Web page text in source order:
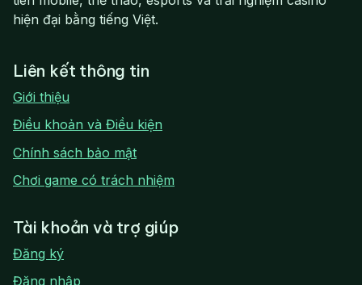
hiện đại bằng tiếng Việt.
Liên kết thông tin
Giới thiệu
Điều khoản và Điều kiện
Chính sách bảo mật
Chơi game có trách nhiệm
Tài khoản và trợ giúp
Đăng ký
Đăng nhập